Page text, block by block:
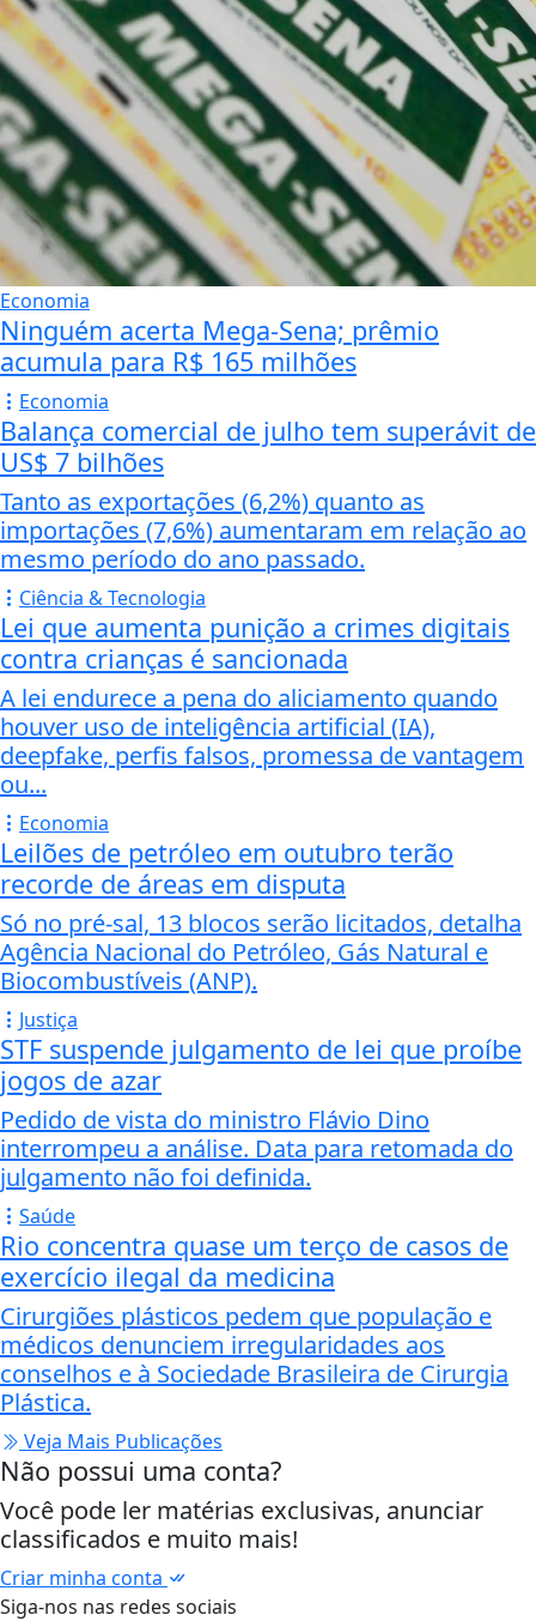
Economia
Ninguém acerta Mega-Sena; prêmio
acumula para R$ 165 milhões
Economia
Balança comercial de julho tem superávit de
US$ 7 bilhões
Tanto as exportações (6,2%) quanto as
importações (7,6%) aumentaram em relação ao
mesmo período do ano passado.
Ciência & Tecnologia
Lei que aumenta punição a crimes digitais
contra crianças é sancionada
A lei endurece a pena do aliciamento quando
houver uso de inteligência artificial (IA),
deepfake, perfis falsos, promessa de vantagem
ou...
Economia
Leilões de petróleo em outubro terão
recorde de áreas em disputa
Só no pré-sal, 13 blocos serão licitados, detalha
Agência Nacional do Petróleo, Gás Natural e
Biocombustíveis (ANP).
Justiça
STF suspende julgamento de lei que proíbe
jogos de azar
Pedido de vista do ministro Flávio Dino
interrompeu a análise. Data para retomada do
julgamento não foi definida.
Saúde
Rio concentra quase um terço de casos de
exercício ilegal da medicina
Cirurgiões plásticos pedem que população e
médicos denunciem irregularidades aos
conselhos e à Sociedade Brasileira de Cirurgia
Plástica.
Veja Mais Publicações
Não possui uma conta?
Você pode ler matérias exclusivas, anunciar
classificados e muito mais!
Criar minha conta
Siga-nos nas redes sociais